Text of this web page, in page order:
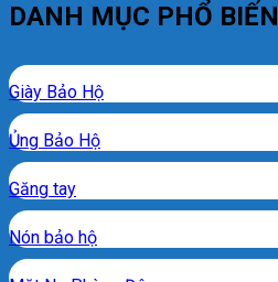
DANH MỤC PHỔ BIẾN
Giày Bảo Hộ
Ủng Bảo Hộ
Găng tay
Nón bảo hộ